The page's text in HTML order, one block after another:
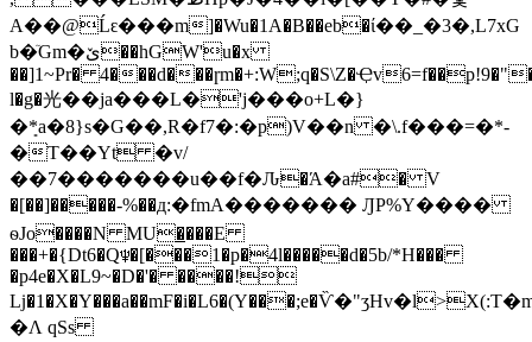
A��@Ĺԑ���m]�Wu�1A�B��eb�ί��_�3�,L7xG
b�ٙGm�ێ��hGW'u�x
��]1~Pr� 4���d���ɼm�+:W;q�S\Z�Ҿv6=f��p!9
l�g�光��ja���L�'j���o+L�}
�ܻ*a�8}s�G��,R�f7�:�p)V��n �\.f���=�*-
�T��Yt �v/
��7�������u��f�Ԉ�Ά�a#� V
�[��]�����-%��д:�fmA������� ԒP%Y����
ѳJo����N MU�̲���E
���+�{Dt6�Q♆�[���1�p�4l�����d�5b/*H���
�p4e�X�L9~�D�'� ����!
�Ʌ qSs